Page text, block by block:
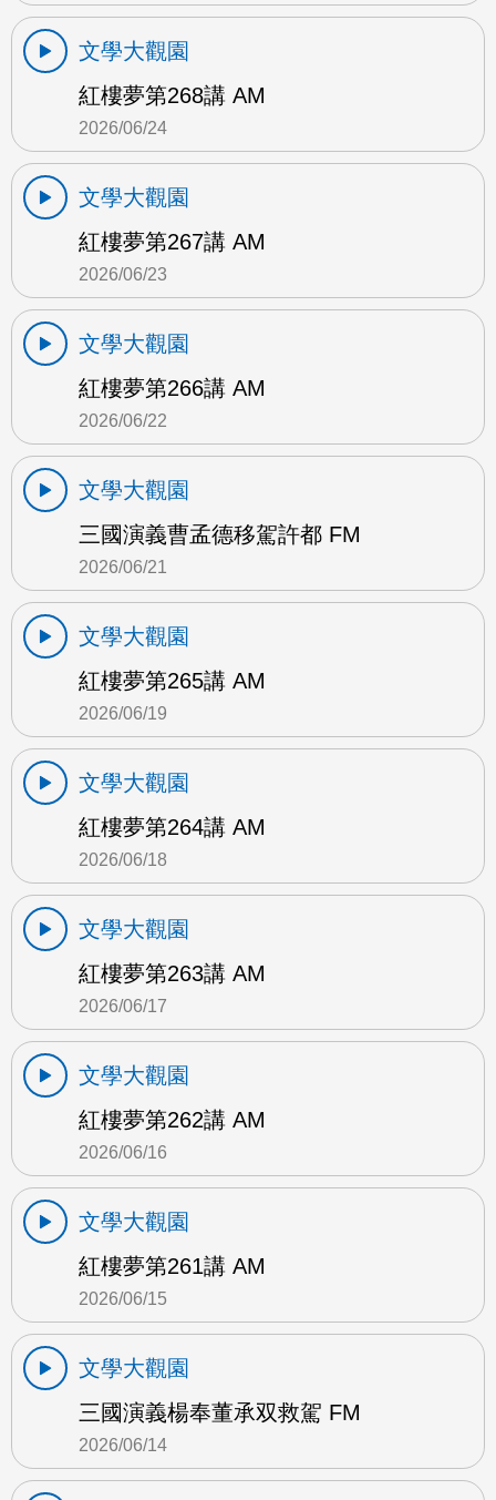
文學大觀園
紅樓夢第268講 AM
2026/06/24
文學大觀園
紅樓夢第267講 AM
2026/06/23
文學大觀園
紅樓夢第266講 AM
2026/06/22
文學大觀園
三國演義曹孟德移駕許都 FM
2026/06/21
文學大觀園
紅樓夢第265講 AM
2026/06/19
文學大觀園
紅樓夢第264講 AM
2026/06/18
文學大觀園
紅樓夢第263講 AM
2026/06/17
文學大觀園
紅樓夢第262講 AM
2026/06/16
文學大觀園
紅樓夢第261講 AM
2026/06/15
文學大觀園
三國演義楊奉董承双救駕 FM
2026/06/14